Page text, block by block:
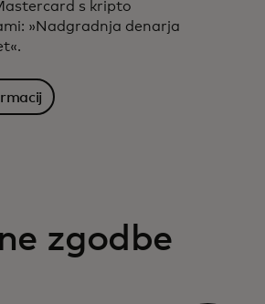
s kripto
»Nadgradnja denarja
zgodbe